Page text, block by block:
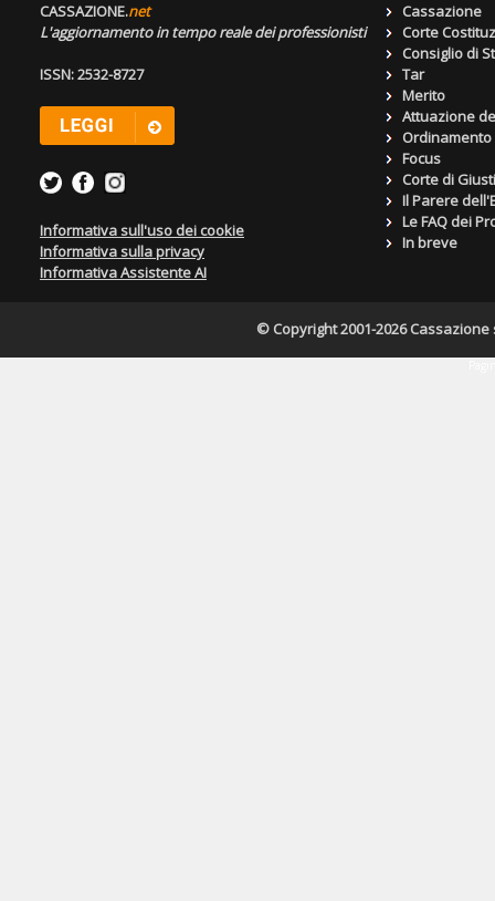
CASSAZIONE.net
L'aggiornamento in tempo reale dei professionisti
ISSN: 2532-8727
Informativa sull'uso dei cookie
Informativa sulla privacy
Informativa Assistente AI
Cassazione
Corte
Consiglio di
Tar
Merito
Attuazione
Focus
Corte di
Il Parere
Le FAQ dei
In breve
© Copyright 2001-2026 Cassazione